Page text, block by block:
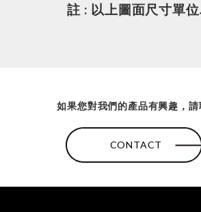
註 : 以上圖面尺寸單
如果您對我們的產品有興趣，請
CONTACT